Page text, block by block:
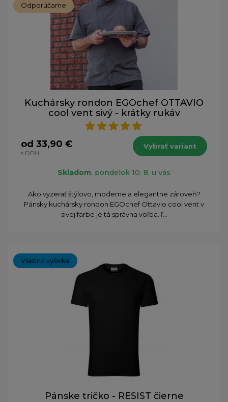
Odporúčame
Kuchársky rondon EGOchef OTTAVIO
cool vent sivý - krátky rukáv
od 33,90 €
s DPH
Vybrať variant
Skladom, pondelok 10. 8. u vás
Ako vyzerať štýlovo, moderne a elegantne zároveň?
Pánsky kuchársky rondon EGOchef Ottavio cool vent v
sivej farbe je tá správna voľba. ľ...
Vlastná výšivka
Pánske tričko - RESIST čierne